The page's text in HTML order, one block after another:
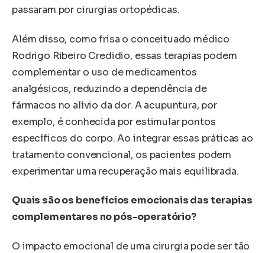
passaram por cirurgias ortopédicas.
Além disso, como frisa o conceituado médico
Rodrigo Ribeiro Credidio, essas terapias podem
complementar o uso de medicamentos
analgésicos, reduzindo a dependência de
fármacos no alívio da dor. A acupuntura, por
exemplo, é conhecida por estimular pontos
específicos do corpo. Ao integrar essas práticas ao
tratamento convencional, os pacientes podem
experimentar uma recuperação mais equilibrada.
Quais são os benefícios emocionais das terapias
complementares no pós-operatório?
O impacto emocional de uma cirurgia pode ser tão